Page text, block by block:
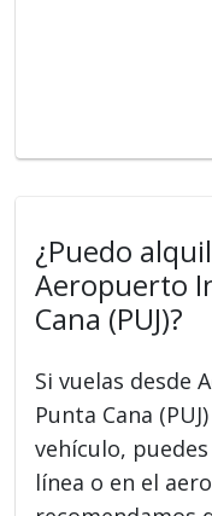
¿Puedo
Aeropuerto
Cana (PUJ)?
Si vuelas desde
Punta Cana
vehículo,
línea o en el